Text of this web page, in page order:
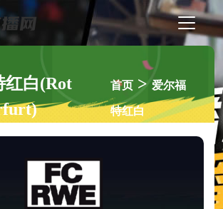
红白(Rot
首页>爱尔福
特红白